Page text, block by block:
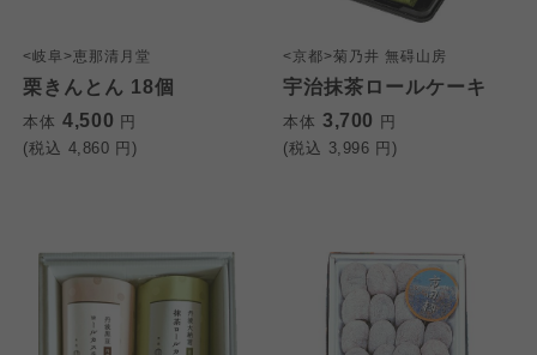
<岐阜>恵那清月堂
栗きんとん 18個
本体 4,500 円
(税込 4,860 円)
<京都>菊乃井 無碍山房
宇治抹茶ロールケーキ
本体 3,700 円
(税込 3,996 円)